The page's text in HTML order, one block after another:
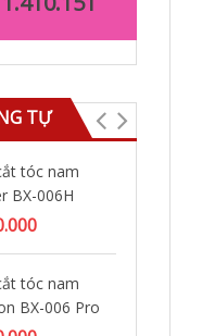
TỰ
tóc nam
BX-006H
tóc nam
BX-006 Pro